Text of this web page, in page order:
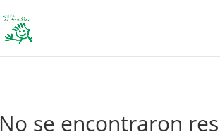
No se encontraron